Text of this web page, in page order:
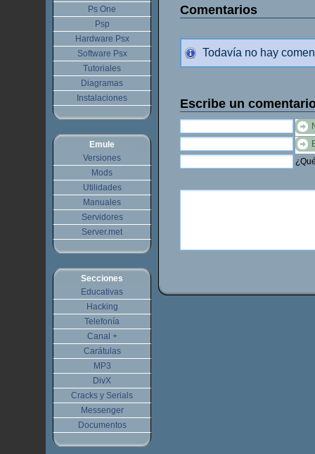
Comentarios
Todavía no hay
Escribe un
Ps One
Psp
Hardware Psx
Software Psx
Tutoriales
Diagramas
Instalaciones
Emule
Versiones
Mods
Utilidades
Manuales
Servidores
Server.met
Secciones
Educativas
Hacking
Telefonía
Canal +
Carátulas
MP3
DivX
Cracks y Serials
Messenger
Documentos